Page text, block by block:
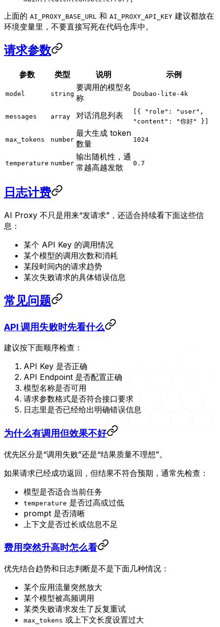
上面的 AI_PROXY_BASE_URL 和 AI_PROXY_API_KEY 建议都放在
环境变量里，不要直接写死在代码仓库中。
请求参数
参数 类型 说明 示例
model string
要调用的模型名
称
Doubao-lite-4k
messages array 对话消息列表
[{ "role": "user",
"content": "你好" }]
max_tokens number
最大生成 token
数量
1024
temperature number
输出随机性，通
常越高越发散
0.7
日志计费
AI Proxy 不只是用来“发请求”，还适合持续看下面这些信
息：
某个 API Key 的调用情况
某个模型的调用次数和消耗
某段时间内的请求趋势
某次失败请求的具体错误信息
常见问题
API 调用失败时先看什么
建议按下面顺序检查：
API Key 是否正确
API Endpoint 是否配置正确
模型名称是否可用
请求参数格式是否符合接口要求
日志里是否已经给出明确错误信息
为什么有调用但效果不好
优先区分是“调用失败”还是“结果质量不理想”。
如果请求已经成功返回，但结果不符合预期，通常先检查：
模型是否适合当前任务
temperature 是否过高或过低
prompt 是否清晰
上下文是否过长或信息不足
费用突然升高时怎么看
优先结合趋势和日志判断是不是下面几种情况：
某个应用流量突然放大
某个模型被高频调用
某类失败请求发生了反复重试
max_tokens 或上下文长度设置过大